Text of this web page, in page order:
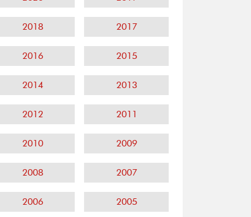
2018 2017
2016 2015
2014 2013
2012 2011
2010 2009
2008 2007
2006 2005